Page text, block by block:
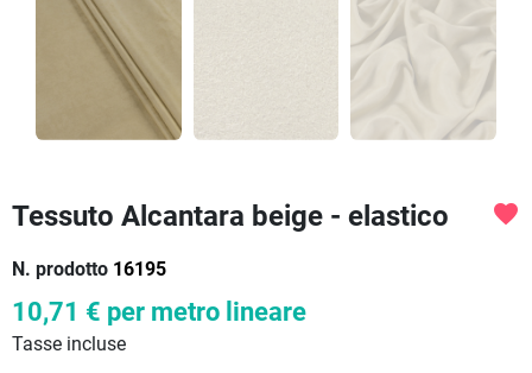
Tessuto Alcantara beige - elastico
N. prodotto 16195
favorite
10,71 € per metro lineare
Tasse incluse